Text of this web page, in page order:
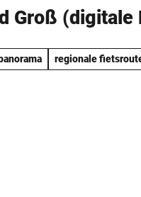
Groß (digitale
regionale